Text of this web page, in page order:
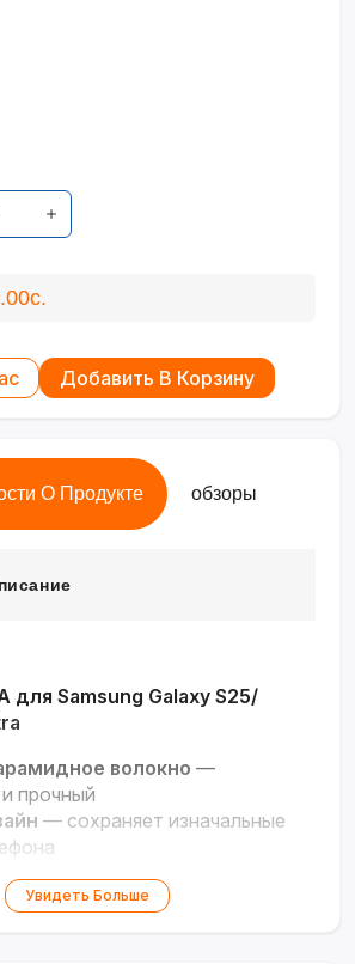
Добавить В Корзину
О Продукте обзоры
для Samsung Galaxy S25/
волокно —
и прочный
— сохраняет изначальные
зарядки и аксессуаров
Увидеть Больше